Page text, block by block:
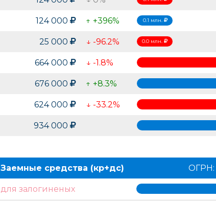
124 000 ↑ +396% 0.1 млн.
25 000 ↓ -96.2% 0.0 млн.
664 000 ↓ -1.8%
676 000 ↑ +8.3%
624 000 ↓ -33.2%
934 000
Заемные средства (кр+дс) ОГРН:
для залогиненых